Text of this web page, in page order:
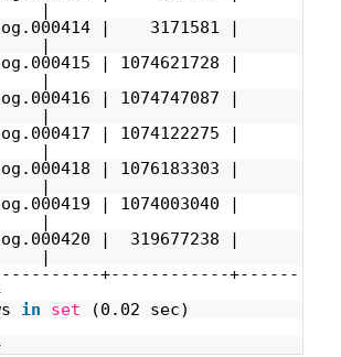
|
| 3171581 |
|
| 1074621728 |
|
| 1074747087 |
|
| 1074122275 |
|
| 1076183303 |
|
| 1074003040 |
|
| 319677238 |
|
+------------+------
in set
(0.02 sec)